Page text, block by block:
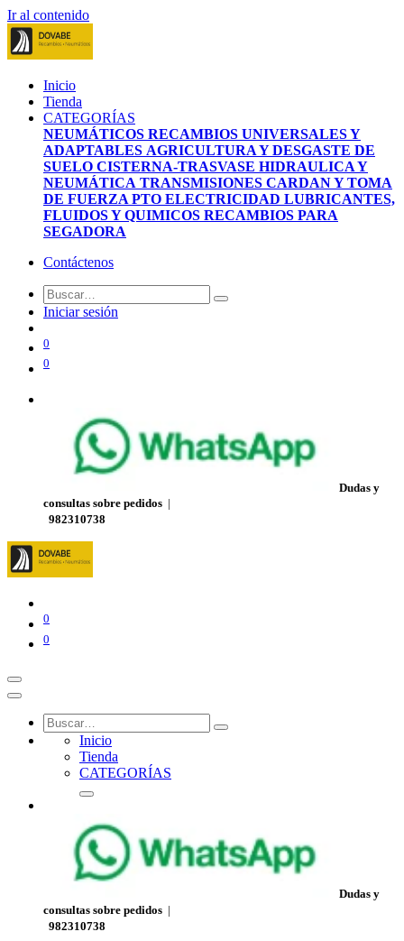
Ir al contenido
Inicio
Tienda
CATEGORÍAS
NEUMÁTICOS RECAMBIOS UNIVERSALES Y
ADAPTABLES AGRICULTURA Y DESGASTE DE
SUELO CISTERNA-TRASVASE HIDRAULICA Y
NEUMÁTICA TRANSMISIONES CARDAN Y TOMA
DE FUERZA PTO ELECTRICIDAD LUBRICANTES,
FLUIDOS Y QUIMICOS RECAMBIOS PARA
SEGADORA
Contáctenos
Iniciar sesión
0
0
Dudas y
consultas sobre pedidos |
982310738
0
0
Inicio
Tienda
CATEGORÍAS
Dudas y
consultas sobre pedidos |
982310738